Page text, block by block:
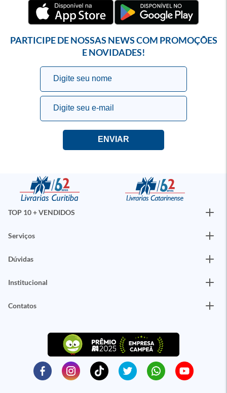
PARTICIPE DE NOSSAS NEWS COM PROMOÇÕES
E NOVIDADES!
TOP 10 + VENDIDOS
Serviços
Dúvidas
Institucional
Contatos